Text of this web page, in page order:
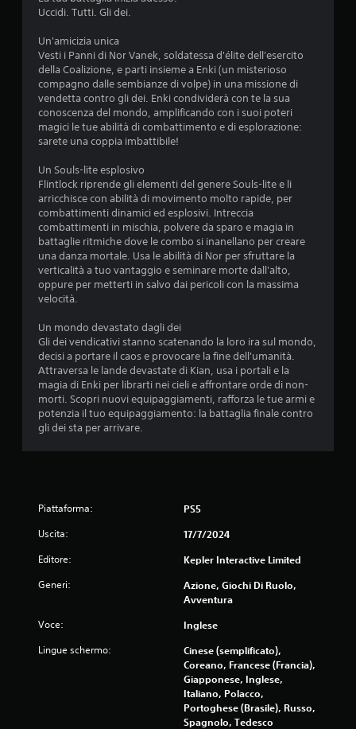
s
u
c
n
q
u
e
d
3
3
7
u
t
o
Uccidi. Tutti. Gli dei.
Un'amicizia unica
Vesti i Panni di Nor Vanek, soldatessa d'élite dell'esercito
della Coalizione, e parti insieme a Enki (un misterioso
compagno dalle sembianze di volpe) in una missione di
vendetta contro gli dei. Enki condividerà con te la sua
conoscenza del mondo, amplificando con i suoi poteri
magici le tue abilità di combattimento e di esplorazione:
sarete una coppia imbattibile!
Un Souls-lite esplosivo
Flintlock riprende gli elementi del genere Souls-lite e li
arricchisce con abilità di movimento molto rapide, per
combattimenti dinamici ed esplosivi. Intreccia
combattimenti in mischia, polvere da sparo e magia in
battaglie ritmiche dove le combo si inanellano per creare
una danza mortale. Usa le abilità di Nor per sfruttare la
verticalità a tuo vantaggio e seminare morte dall'alto,
oppure per metterti in salvo dai pericoli con la massima
velocità.
Un mondo devastato dagli dei
Gli dei vendicativi stanno scatenando la loro ira sul mondo,
decisi a portare il caos e provocare la fine dell'umanità.
Attraversa le lande devastate di Kian, usa i portali e la
magia di Enki per librarti nei cieli e affrontare orde di non-
morti. Scopri nuovi equipaggiamenti, rafforza le tue armi e
potenzia il tuo equipaggiamento: la battaglia finale contro
gli dei sta per arrivare.
Piattaforma: PS5
Uscita: 17/7/2024
Editore: Kepler Interactive Limited
Generi:
Azione, Giochi Di Ruolo,
Avventura
Voce: Inglese
Lingue schermo:
Cinese (semplificato),
Coreano, Francese (Francia),
Giapponese, Inglese,
Italiano, Polacco,
Portoghese (Brasile), Russo,
Spagnolo, Tedesco